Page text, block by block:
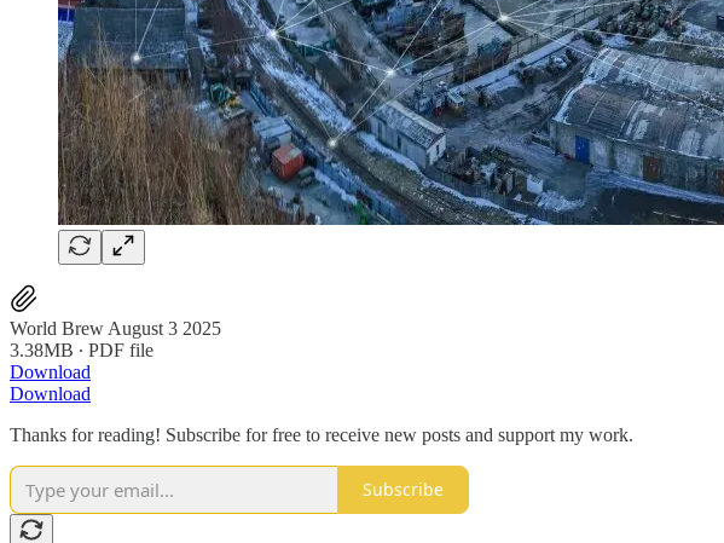
World Brew August 3 2025
3.38MB ∙ PDF file
Download
Download
Thanks for reading! Subscribe for free to receive new posts and support my work.
Subscribe